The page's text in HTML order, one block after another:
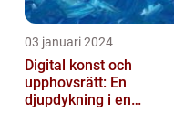
03 januari 2024
Digital konst och
upphovsrätt: En
djupdykning i en